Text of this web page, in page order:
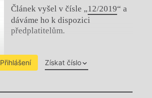
Článek vyšel v čísle „12/2019“ a
dáváme ho k dispozici
předplatitelům.
Přihlášení Získat číslo
Chviličku.